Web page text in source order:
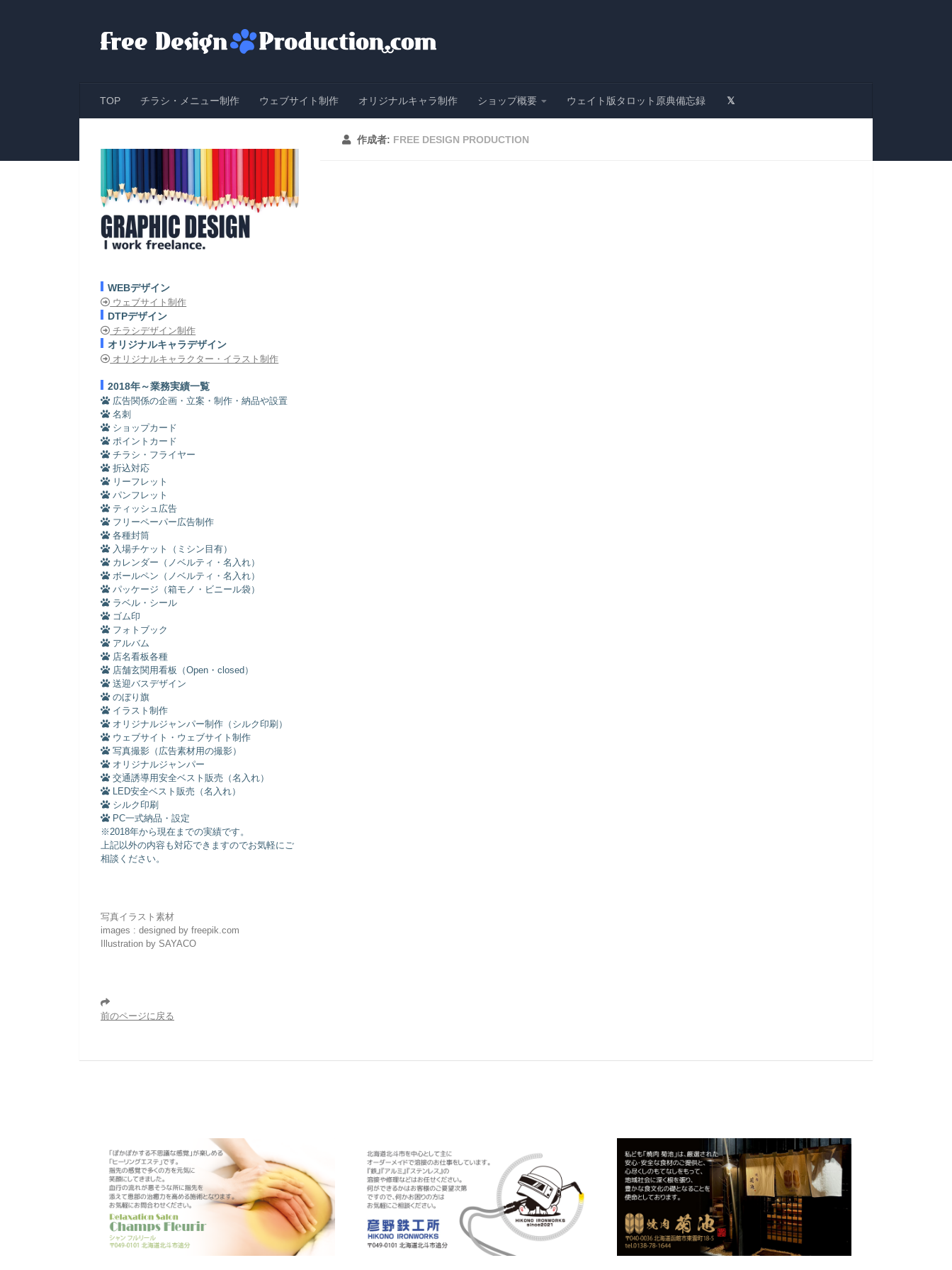
TOP チラシ・メニュー制作 ウェブサイト制作 オリジナルキャラ制作 ショップ概要 ウェイト版タロット原典備忘録
作成者: FREE DESIGN PRODUCTION
WEBデザイン
ウェブサイト制作
DTPデザイン
チラシデザイン制作
オリジナルキャラデザイン
オリジナルキャラクター・イラスト制作
2018年～業務実績一覧
広告関係の企画・立案・制作・納品や設置
名刺
ショップカード
ポイントカード
チラシ・フライヤー
折込対応
リーフレット
パンフレット
ティッシュ広告
フリーペーパー広告制作
各種封筒
入場チケット（ミシン目有）
カレンダー（ノベルティ・名入れ）
ボールペン（ノベルティ・名入れ）
パッケージ（箱モノ・ビニール袋）
ラベル・シール
ゴム印
フォトブック
アルバム
店名看板各種
店舗玄関用看板（Open・closed）
送迎バスデザイン
のぼり旗
イラスト制作
オリジナルジャンパー制作（シルク印刷）
ウェブサイト・ウェブサイト制作
写真撮影（広告素材用の撮影）
オリジナルジャンパー
交通誘導用安全ベスト販売（名入れ）
LED安全ベスト販売（名入れ）
シルク印刷
PC一式納品・設定
※2018年から現在までの実績です。
上記以外の内容も対応できますのでお気軽にご
相談ください。
写真イラスト素材
images : designed by freepik.com
Illustration by SAYACO
前のページに戻る